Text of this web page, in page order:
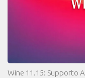
Wine 11.15: Supporto